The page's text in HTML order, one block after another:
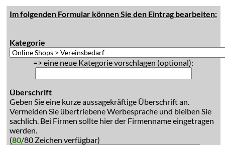
Im folgenden Formular können Sie den Eintrag bearbeiten:
Kategorie
=> eine neue Kategorie vorschlagen (optional):
Überschrift
Geben Sie eine kurze aussagekräftige Überschrift an.
Vermeiden Sie übertriebene Werbesprache und bleiben Sie
sachlich. Bei Firmen sollte hier der Firmenname eingetragen
werden.
(80/80 Zeichen verfügbar)